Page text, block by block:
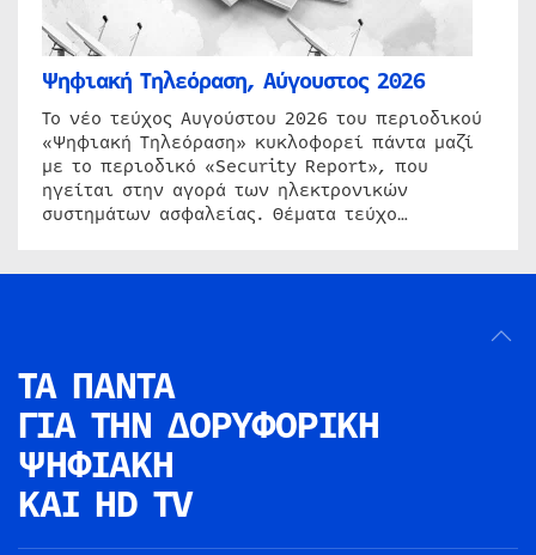
Ψηφιακή Τηλεόραση, Αύγουστος 2026
Το νέο τεύχος Αυγούστου 2026 του περιοδικού
«Ψηφιακή Τηλεόραση» κυκλοφορεί πάντα μαζί
με το περιοδικό «Security Report», που
ηγείται στην αγορά των ηλεκτρονικών
συστημάτων ασφαλείας. Θέματα τεύχο…
ΤΑ ΠΑΝΤΑ
ΓΙΑ ΤΗΝ ΔΟΡΥΦΟΡΙΚΗ
ΨΗΦΙΑΚΗ
ΚΑΙ HD TV